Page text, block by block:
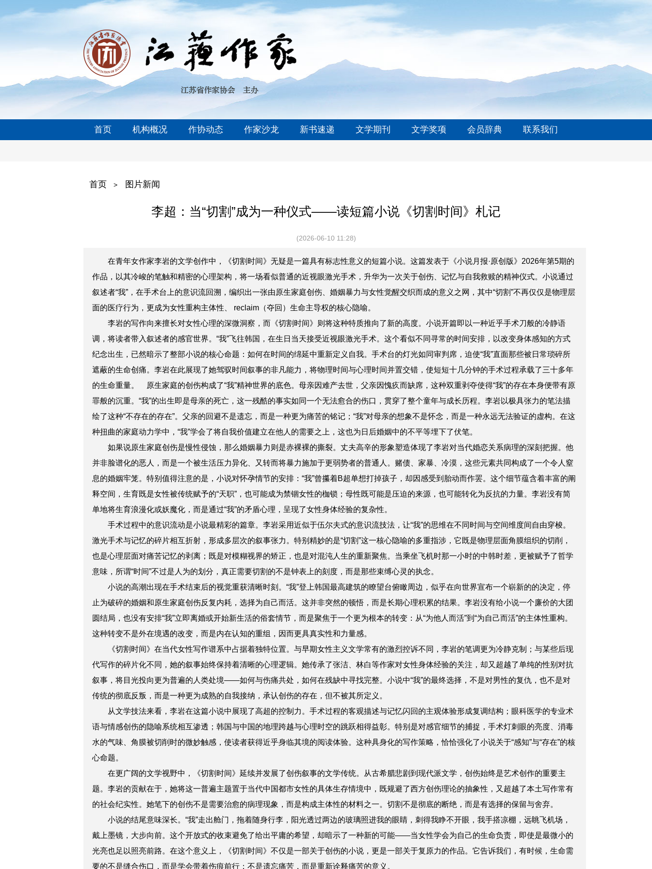
首页 机构概况 作协动态 作家沙龙 新书速递 文学期刊 文学奖项 会员辞典 联系我们
首页 > 图片新闻
李超：当“切割”成为一种仪式——读短篇小说《切割时间》札记
(2026-06-10 11:28)
在青年女作家李岩的文学创作中，《切割时间》无疑是一篇具有标志性意义的短篇小说。 这篇发表于《小说月报·原创版》2026年第5期的
作品，以其冷峻的笔触和精密的心理架构，将一场看似普通的近视眼激光手术，升华为一次关于创伤、记忆与自我救赎的精神仪式。小说通过
叙述者“我”，在手术台上的意识流回溯，编织出一张由原生家庭创伤、婚姻暴力与女性觉醒交织而成的意义之网，其中“切割”不再仅仅是物理层
面的医疗行为，更成为女性重构主体性、 reclaim（夺回）生命主导权的核心隐喻。
李岩的写作向来擅长对女性心理的深微洞察，而《切割时间》则将这种特质推向了新的高度。小说开篇即以一种近乎手术刀般的冷静语
调，将读者带入叙述者的感官世界。“我”飞往韩国，在生日当天接受近视眼激光手术。这个看似不同寻常的时间安排，以改变身体感知的方式
纪念出生，已然暗示了整部小说的核心命题：如何在时间的绵延中重新定义自我。手术台的灯光如同审判席，迫使“我”直面那些被日常琐碎所
遮蔽的生命创痛。李岩在此展现了她驾驭时间叙事的非凡能力，将物理时间与心理时间并置交错，使短短十几分钟的手术过程承载了三十多年
的生命重量。
原生家庭的创伤构成了“我”精神世界的底色。母亲因难产去世，父亲因愧疚而缺席，这种双重剥夺使得“我”的存在本身便带有原
罪般的沉重。“我”的出生即是母亲的死亡，这一残酷的事实如同一个无法愈合的伤口，贯穿了整个童年与成长历程。李岩以极具张力的笔法描
绘了这种“不存在的存在”。父亲的回避不是遗忘，而是一种更为痛苦的铭记；“我”对母亲的想象不是怀念，而是一种永远无法验证的虚构。在这
种扭曲的家庭动力学中，“我”学会了将自我价值建立在他人的需要之上，这也为日后婚姻中的不平等埋下了伏笔。
如果说原生家庭创伤是慢性侵蚀，那么婚姻暴力则是赤裸裸的撕裂。丈夫高辛的形象塑造体现了李岩对当代婚恋关系病理的深刻把握。他
并非脸谱化的恶人，而是一个被生活压力异化、又转而将暴力施加于更弱势者的普通人。赌债、家暴、冷漠，这些元素共同构成了一个令人窒
息的婚姻牢笼。特别值得注意的是，小说对怀孕情节的安排：“我”曾攥着B超单想打掉孩子，却因感受到胎动而作罢。这个细节蕴含着丰富的阐
释空间，生育既是女性被传统赋予的“天职”，也可能成为禁锢女性的枷锁；母性既可能是压迫的来源，也可能转化为反抗的力量。李岩没有简
单地将生育浪漫化或妖魔化，而是通过“我”的矛盾心理，呈现了女性身体经验的复杂性。
手术过程中的意识流动是小说最精彩的篇章。李岩采用近似于伍尔夫式的意识流技法，让“我”的思维在不同时间与空间维度间自由穿梭。
激光手术与记忆的碎片相互折射，形成多层次的叙事张力。特别精妙的是“切割”这一核心隐喻的多重指涉，它既是物理层面角膜组织的切削，
也是心理层面对痛苦记忆的剥离；既是对模糊视界的矫正，也是对混沌人生的重新聚焦。当乘坐飞机时那一小时的中韩时差，更被赋予了哲学
意味，所谓“时间”不过是人为的划分，真正需要切割的不是钟表上的刻度，而是那些束缚心灵的执念。
小说的高潮出现在手术结束后的视觉重获清晰时刻。“我”登上韩国最高建筑的瞭望台俯瞰周边，似乎在向世界宣布一个崭新的的决定，停
止为破碎的婚姻和原生家庭创伤反复内耗，选择为自己而活。这并非突然的顿悟，而是长期心理积累的结果。李岩没有给小说一个廉价的大团
圆结局，也没有安排“我”立即离婚或开始新生活的俗套情节，而是聚焦于一个更为根本的转变：从“为他人而活”到“为自己而活”的主体性重构。
这种转变不是外在境遇的改变，而是内在认知的重组，因而更具真实性和力量感。
《切割时间》在当代女性写作谱系中占据着独特位置。与早期女性主义文学常有的激烈控诉不同，李岩的笔调更为冷静克制；与某些后现
代写作的碎片化不同，她的叙事始终保持着清晰的心理逻辑。她传承了张洁、林白等作家对女性身体经验的关注，却又超越了单纯的性别对抗
叙事，将目光投向更为普遍的人类处境——如何与伤痛共处，如何在残缺中寻找完整。小说中“我”的最终选择，不是对男性的复仇，也不是对
传统的彻底反叛，而是一种更为成熟的自我接纳，承认创伤的存在，但不被其所定义。
从文学技法来看，李岩在这篇小说中展现了高超的控制力。手术过程的客观描述与记忆闪回的主观体验形成复调结构；眼科医学的专业术
语与情感创伤的隐喻系统相互渗透；韩国与中国的地理跨越与心理时空的跳跃相得益彰。特别是对感官细节的捕捉，手术灯刺眼的亮度、消毒
水的气味、角膜被切削时的微妙触感，使读者获得近乎身临其境的阅读体验。这种具身化的写作策略，恰恰强化了小说关于“感知”与“存在”的核
心命题。
在更广阔的文学视野中，《切割时间》延续并发展了创伤叙事的文学传统。从古希腊悲剧到现代派文学，创伤始终是艺术创作的重要主
题。李岩的贡献在于，她将这一普遍主题置于当代中国都市女性的具体生存情境中，既规避了西方创伤理论的抽象性，又超越了本土写作常有
的社会纪实性。她笔下的创伤不是需要治愈的病理现象，而是构成主体性的材料之一。切割不是彻底的断绝，而是有选择的保留与舍弃。
小说的结尾意味深长。“我”走出舱门，拖着随身行李，阳光透过两边的玻璃照进我的眼睛，刺得我睁不开眼，我手搭凉棚，远眺飞机场，
戴上墨镜，大步向前。 这个开放式的收束避免了给出平庸的希望，却暗示了一种新的可能——当女性学会为自己的生命负责，即使是最微小的
光亮也足以照亮前路。在这个意义上，《切割时间》不仅是一部关于创伤的小说，更是一部关于复原力的作品。它告诉我们，有时候，生命需
要的不是缝合伤口，而是学会带着伤痕前行；不是遗忘痛苦，而是重新诠释痛苦的意义。